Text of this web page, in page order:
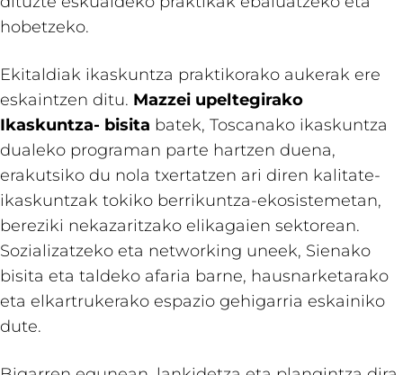
hobetzeko.
Ekitaldiak ikaskuntza praktikorako aukerak ere
eskaintzen ditu. Mazzei upeltegirako
Ikaskuntza- bisita batek, Toscanako ikaskuntza
dualeko programan parte hartzen duena,
erakutsiko du nola txertatzen ari diren kalitate-
ikaskuntzak tokiko berrikuntza-ekosistemetan,
bereziki nekazaritzako elikagaien sektorean.
Sozializatzeko eta networking uneek, Sienako
bisita eta taldeko afaria barne, hausnarketarako
eta elkartrukerako espazio gehigarria eskainiko
dute.